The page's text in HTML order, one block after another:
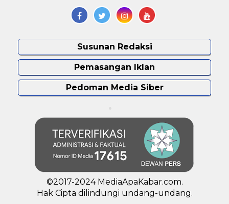
Susunan Redaksi
Pemasangan Iklan
Pedoman Media Siber
©2017-2024 MediaApaKabar.com.
Hak Cipta dilindungi undang-undang.